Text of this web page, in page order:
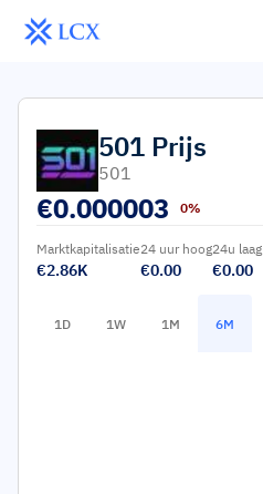
501 Prijs
501
€0.000003 0%
Marktkapitalisatie
€2.86K
24 uur hoog
€0.00
24u laag
€0.00
1D 1W 1M 6M